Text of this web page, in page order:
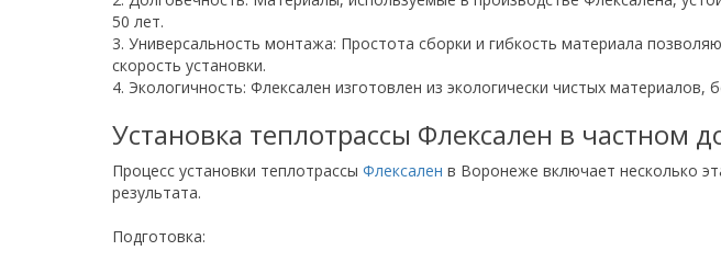
50 лет.
3. Универсальность монтажа: Простота сборки и гибкость материала
скорость установки.
4. Экологичность: Флексален изготовлен из экологически чистых
Установка теплотрассы Флексален в частном
Процесс установки теплотрассы Флексален в Воронеже включает несколько
результата.
Подготовка: